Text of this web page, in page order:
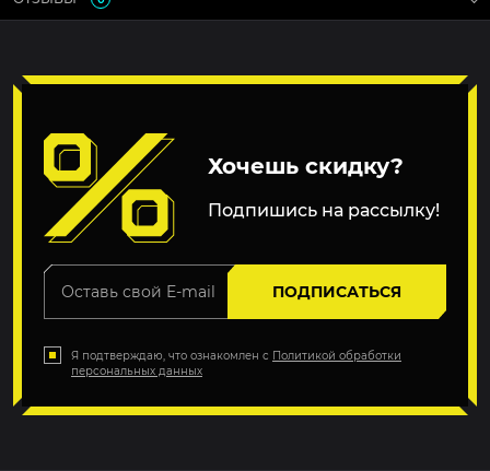
Хочешь скидку?
Подпишись на рассылку!
ПОДПИСАТЬСЯ
Я подтверждаю, что ознакомлен с Политикой обработки
персональных данных